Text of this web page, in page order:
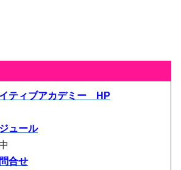
ティブアカデミー HP
ュール
合せ